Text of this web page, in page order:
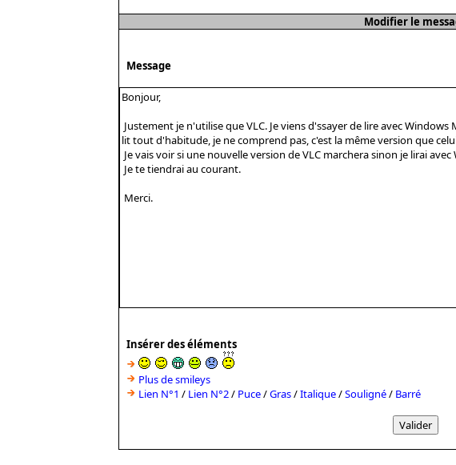
Modifier le
Message
Insérer des éléments
Plus de smileys
Lien N°1 / Lien N°2/ Puce/Gras/Italique/Souligné/ Barré